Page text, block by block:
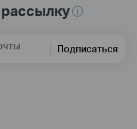
Подписаться